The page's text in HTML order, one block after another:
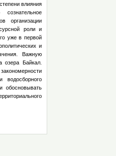
влияния
организации
роли и
уже в первой
и
Важную
озера Байкал.
водосборного
обосновывать